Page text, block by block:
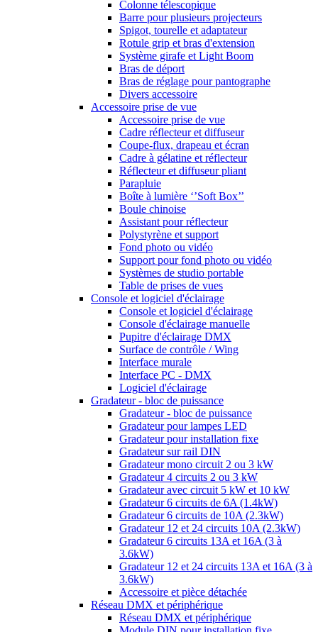
Colonne télescopique
Barre pour plusieurs projecteurs
Spigot, tourelle et adaptateur
Rotule grip et bras d'extension
Système girafe et Light Boom
Bras de déport
Bras de réglage pour pantographe
Divers accessoire
Accessoire prise de vue
Accessoire prise de vue
Cadre réflecteur et diffuseur
Coupe-flux, drapeau et écran
Cadre à gélatine et réflecteur
Réflecteur et diffuseur pliant
Parapluie
Boîte à lumière ‘’Soft Box’’
Boule chinoise
Assistant pour réflecteur
Polystyrène et support
Fond photo ou vidéo
Support pour fond photo ou vidéo
Systèmes de studio portable
Table de prises de vues
Console et logiciel d'éclairage
Console et logiciel d'éclairage
Console d'éclairage manuelle
Pupitre d'éclairage DMX
Surface de contrôle / Wing
Interface murale
Interface PC - DMX
Logiciel d'éclairage
Gradateur - bloc de puissance
Gradateur - bloc de puissance
Gradateur pour lampes LED
Gradateur pour installation fixe
Gradateur sur rail DIN
Gradateur mono circuit 2 ou 3 kW
Gradateur 4 circuits 2 ou 3 kW
Gradateur avec circuit 5 kW et 10 kW
Gradateur 6 circuits de 6A (1.4kW)
Gradateur 6 circuits de 10A (2.3kW)
Gradateur 12 et 24 circuits 10A (2.3kW)
Gradateur 6 circuits 13A et 16A (3 à
3.6kW)
Gradateur 12 et 24 circuits 13A et 16A (3 à
3.6kW)
Accessoire et pièce détachée
Réseau DMX et périphérique
Réseau DMX et périphérique